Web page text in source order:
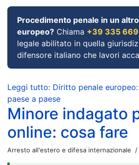
Procedimento penale in un
europeo? Chiama +39 335
legale abilitato in quella
difensore italiano che lavori
Leggi tutto: Diritto penale
paese a paese
Minore indagato
online: cosa fare
Arresto all'estero e difesa internazionale